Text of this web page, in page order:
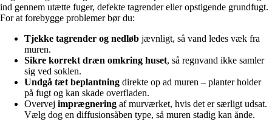
ind gennem utætte fuger, defekte tagrender eller opstigende grundfugt.
For at forebygge problemer bør du:
Tjekke tagrender og nedløb jævnligt, så vand ledes væk fra
muren.
Sikre korrekt dræn omkring huset, så regnvand ikke samler
sig ved soklen.
Undgå tæt beplantning direkte op ad muren – planter holder
på fugt og kan skade overfladen.
Overvej imprægnering af murværket, hvis det er særligt udsat.
Vælg dog en diffusionsåben type, så muren stadig kan ånde.